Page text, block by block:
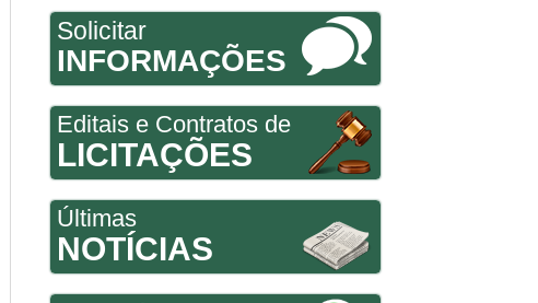
Solicitar
INFORMAÇÕES
Editais e Contratos de
LICITAÇÕES
Últimas
NOTÍCIAS